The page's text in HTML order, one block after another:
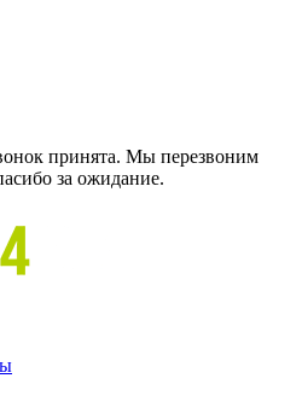
принята. Мы перезвоним
за ожидание.